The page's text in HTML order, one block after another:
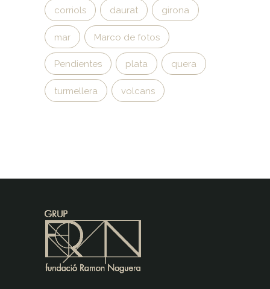
corriols daurat girona
mar Marco de fotos
Pendientes plata quera
turmellera volcans